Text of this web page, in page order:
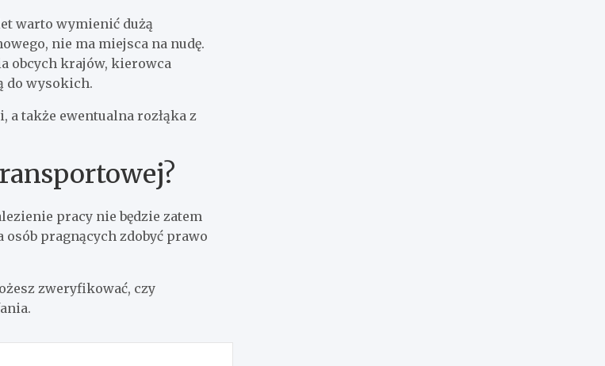
warto wymienić dużą
nie ma miejsca na nudę.
obcych krajów, kierowca
do wysokich.
a także ewentualna rozłąka z
pracy nie będzie zatem
pragnących zdobyć prawo
zweryfikować, czy